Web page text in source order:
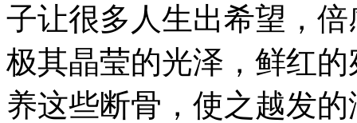
子让很多人生出希望，
极其晶莹的光泽，鲜红
养这些断骨，使之越发